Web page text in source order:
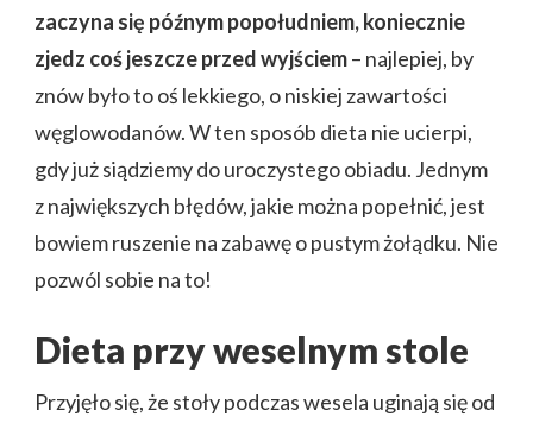
zaczyna się późnym popołudniem, koniecznie
zjedz coś jeszcze przed wyjściem– najlepiej, by
znów było to oś lekkiego, o niskiej zawartości
węglowodanów. W ten sposób dieta nie ucierpi,
gdy już siądziemy do uroczystego obiadu. Jednym
z największych błędów, jakie można popełnić, jest
bowiem ruszenie na zabawę o pustym żołądku. Nie
pozwól sobie na to!
Dieta przy weselnym stole
Przyjęło się, że stoły podczas wesela uginają się od